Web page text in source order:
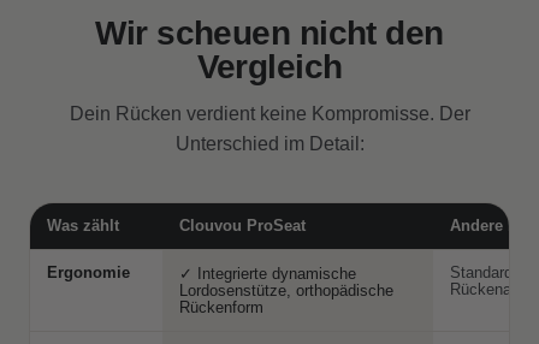
Wir scheuen nicht den
Vergleich
Dein Rücken verdient keine Kompromisse. Der
Unterschied im Detail:
Was zählt Clouvou ProSeat Andere
Ergonomie
✓ Integrierte dynamische
Lordosenstütze, orthopädische
Rückenform
Standard-